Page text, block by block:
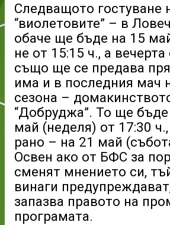
Следващото гостуване
“виолетовите” – в
обаче ще бъде на 15
не от 15:15 ч., а
също ще се предава
има и в последния мач
сезона –
“Добруджа”. То ще
май (неделя) от 17:30
рано – на 21 май
Освен ако от БФС за
сменят мнението си,
винаги
запазва правото на
програмата.